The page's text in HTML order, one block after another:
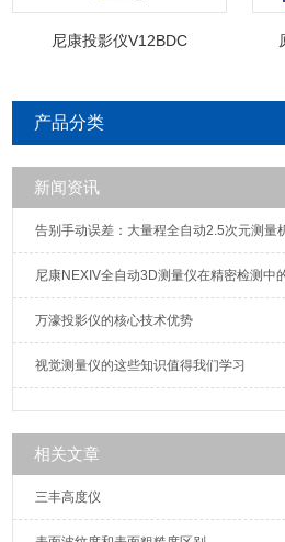
尼康投影仪V12BDC
产品分类
新闻资讯
告别手动误差：大量程全自动2.5次元测量
尼康NEXIV全自动3D测量仪在精密检测中
万濠投影仪的核心技术优势
视觉测量仪的这些知识值得我们学习
相关文章
三丰高度仪